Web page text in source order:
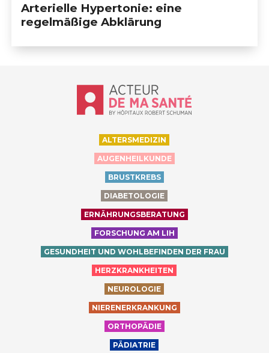
Arterielle Hypertonie: eine
regelmäßige Abklärung
Accueil - Acteur de ma santé, by
ALTERSMEDIZIN
AUGENHEILKUNDE
BRUSTKREBS
DIABETOLOGIE
ERNÄHRUNGSBERATUNG
FORSCHUNG AM LIH
GESUNDHEIT UND WOHLBEFINDEN DER FRAU
HERZKRANKHEITEN
NEUROLOGIE
NIERENERKRANKUNG
ORTHOPÄDIE
PÄDIATRIE